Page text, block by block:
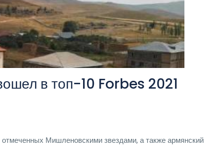
в топ-10 Forbes 2021
отмеченных Мишленовскими звездами, а также армянский